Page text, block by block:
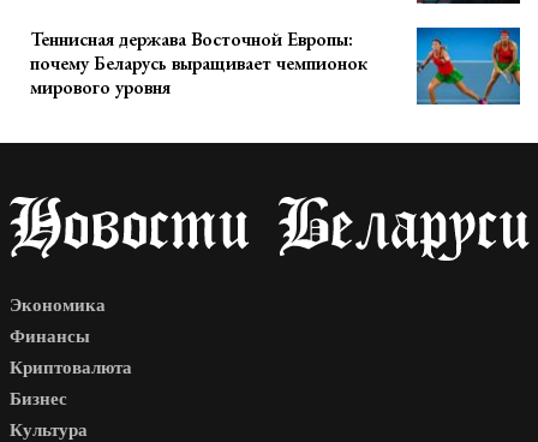
Теннисная держава Восточной Европы:
почему Беларусь выращивает чемпионок
мирового уровня
Экономика
Финансы
Криптовалюта
Бизнес
Культура